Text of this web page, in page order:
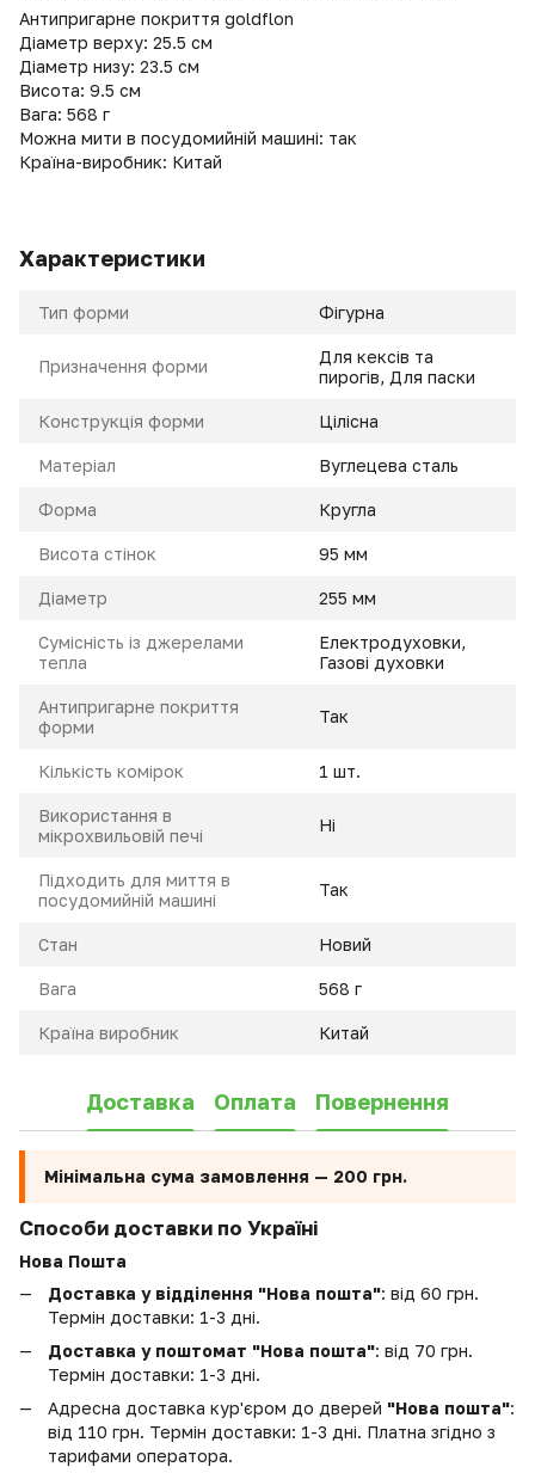
Антипригарне покриття goldflon
Діаметр верху: 25.5 см
Діаметр низу: 23.5 см
Висота: 9.5 см
Вага: 568 г
Можна мити в посудомийній машині: так
Країна-виробник: Китай
Характеристики
Тип форми Фігурна
Призначення форми
Для кексів та
пирогів, Для паски
Конструкція форми Цілісна
Матеріал Вуглецева сталь
Форма Кругла
Висота стінок 95 мм
Діаметр 255 мм
Сумісність із джерелами
тепла
Електродуховки,
Газові духовки
Антипригарне покриття
форми
Так
Кількість комірок 1 шт.
Використання в
мікрохвильовій печі
Ні
Підходить для миття в
посудомийній машині
Так
Стан Новий
Вага 568 г
Країна виробник Китай
Доставка Оплата Повернення
Мінімальна сума замовлення — 200 грн.
Способи доставки по Україні
Нова Пошта
Доставка у відділення "Нова пошта": від 60 грн.
Термін доставки: 1-3 дні.
Доставка у поштомат "Нова пошта": від 70 грн.
Термін доставки: 1-3 дні.
Адресна доставка кур'єром до дверей "Нова пошта":
від 110 грн. Термін доставки: 1-3 дні. Платна згідно з
тарифами оператора.